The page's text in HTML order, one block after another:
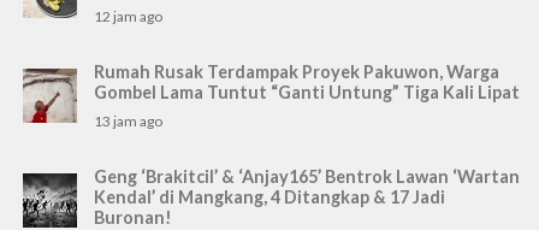
12 jam ago
Rumah Rusak Terdampak Proyek Pakuwon, Warga
Gombel Lama Tuntut “Ganti Untung” Tiga Kali Lipat
13 jam ago
Geng ‘Brakitcil’ & ‘Anjay165’ Bentrok Lawan ‘Wartan
Kendal’ di Mangkang, 4 Ditangkap & 17 Jadi
Buronan!